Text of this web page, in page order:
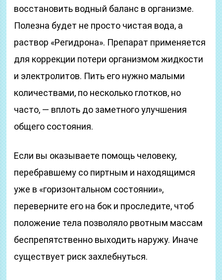
восстановить водный баланс в организме.
Полезна будет не просто чистая вода, а
раствор «Регидрона». Препарат применяется
для коррекции потери организмом жидкости
и электролитов. Пить его нужно малыми
количествами, по несколько глотков, но
часто, — вплоть до заметного улучшения
общего состояния.
Если вы оказываете помощь человеку,
перебравшему со пиртным и находящимся
уже в «горизонтальном состоянии»,
переверните его на бок и проследите, чтоб
положение тела позволяло рвотным массам
беспрепятственно выходить наружу. Иначе
существует риск захлебнуться.